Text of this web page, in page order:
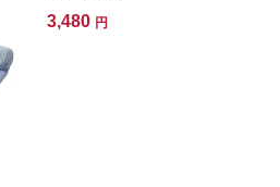
3,480 円